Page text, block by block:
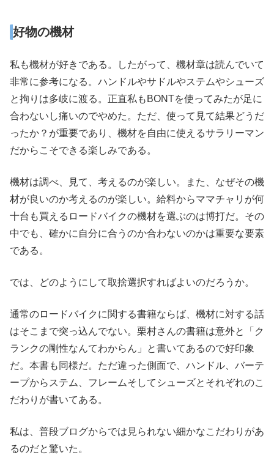
好物の機材
私も機材が好きである。したがって、機材章は読んでいて
非常に参考になる。ハンドルやサドルやステムやシューズ
と拘りは多岐に渡る。正直私もBONTを使ってみたが足に
合わないし痛いのでやめた。ただ、使って見て結果どうだ
ったか？が重要であり、機材を自由に使えるサラリーマン
だからこそできる楽しみである。
機材は調べ、見て、考えるのが楽しい。また、なぜその機
材が良いのか考えるのが楽しい。給料からママチャリが何
十台も買えるロードバイクの機材を選ぶのは博打だ。その
中でも、確かに自分に合うのか合わないのかは重要な要素
である。
では、どのようにして取捨選択すればよいのだろうか。
通常のロードバイクに関する書籍ならば、機材に対する話
はそこまで突っ込んでない。栗村さんの書籍は意外と「ク
ランクの剛性なんてわからん」と書いてあるので好印象
だ。本書も同様だ。ただ違った側面で、ハンドル、バーテ
ープからステム、フレームそしてシューズとそれぞれのこ
だわりが書いてある。
私は、普段ブログからでは見られない細かなこだわりがあ
るのだと驚いた。